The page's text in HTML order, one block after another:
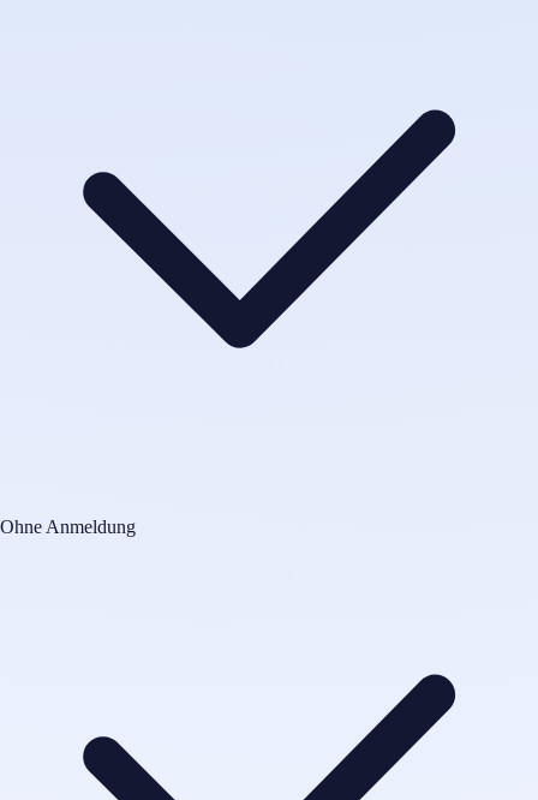
Ohne Anmeldung